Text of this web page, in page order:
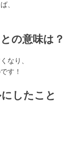
、
の意味は？
なり、
す！
したこと